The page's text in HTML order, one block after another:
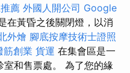
薦 外國人開公司 Google
在黃昏之後關閉燈，以消
外燴 腳底按摩技術士證照
筋創業 貨運 在集會區是一
和售票處。 為了您的緣